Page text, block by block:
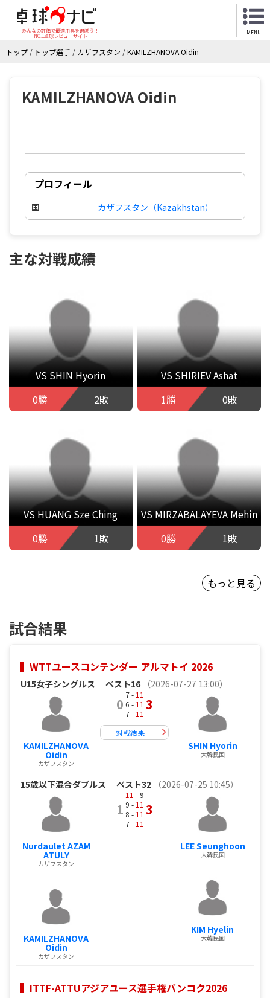
みんなの評価で最適用具を選ぼう！
NO.1卓球レビューサイト
MENU
トップ / トップ選手 / カザフスタン /KAMILZHANOVA Oidin
KAMILZHANOVA Oidin
プロフィール
国 カザフスタン（Kazakhstan）
主な対戦成績
VS SHIN Hyorin
0勝
2敗
VS SHIRIEV Ashat
1勝
0敗
VS HUANG Sze Ching
0勝
1敗
VS MIRZABALAYEVA Mehin
0勝
1敗
もっと見る
試合結果
WTTユースコンテンダー アルマトイ 2026
U15女子シングルス ベスト16 （2026-07-27 13:00）
KAMILZHANOVA
Oidin
カザフスタン
0
7 - 11
6 - 11
7 - 11
3
対戦結果
SHIN Hyorin
大韓民国
15歳以下混合ダブルス ベスト32 （2026-07-25 10:45）
Nurdaulet AZAM
ATULY
カザフスタン
KAMILZHANOVA
Oidin
カザフスタン
1
11 - 9
9 - 11
8 - 11
7 - 11
3
LEE Seunghoon
大韓民国
KIM Hyelin
大韓民国
ITTF-ATTUアジアユース選手権バンコク2026